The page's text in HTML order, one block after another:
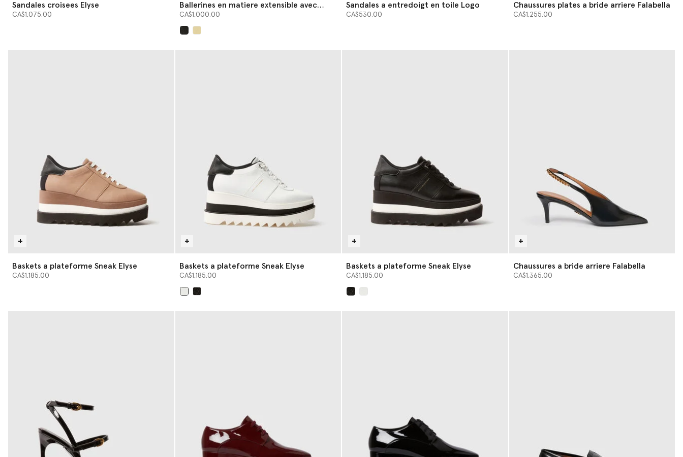
Sandales croisees Elyse
CA$1,075.00
Ballerines en matiere extensible avec
detail chaine
CA$1,000.00
Sandales a entredoigt en toile Logo
CA$530.00
Chaussures plates a bride arriere Falabella
CA$1,255.00
Baskets a plateforme Sneak Elyse
CA$1,185.00
Baskets a plateforme Sneak Elyse
CA$1,185.00
Baskets a plateforme Sneak Elyse
CA$1,185.00
Chaussures a bride arriere Falabella
CA$1,365.00